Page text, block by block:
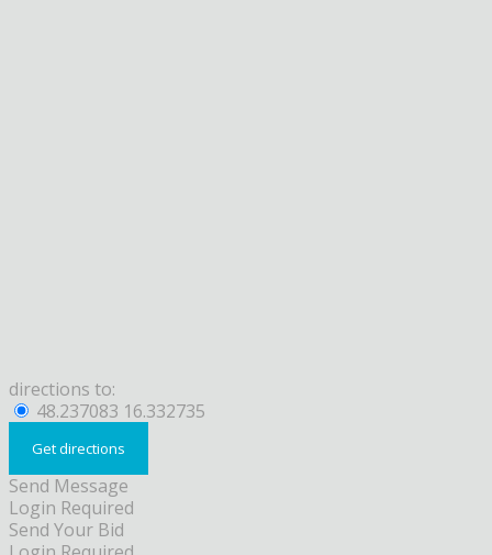
directions to:
48.237083 16.332735
Send Message
Login Required
Send Your Bid